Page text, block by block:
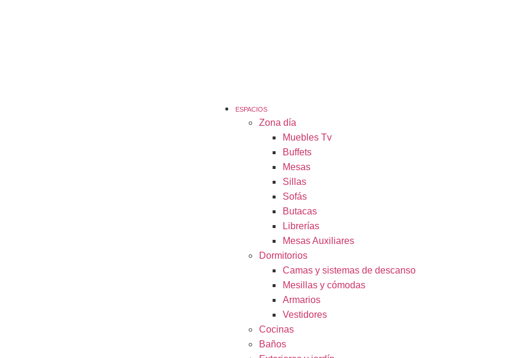
ESPACIOS
Zona día
Muebles Tv
Buffets
Mesas
Sillas
Sofás
Butacas
Librerías
Mesas Auxiliares
Dormitorios
Camas y sistemas de descanso
Mesillas y cómodas
Armarios
Vestidores
Cocinas
Baños